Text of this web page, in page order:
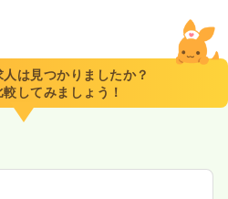
は見つかりましたか？
してみましょう！